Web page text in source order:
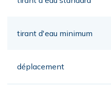
tirant d'eau minimum
déplacement